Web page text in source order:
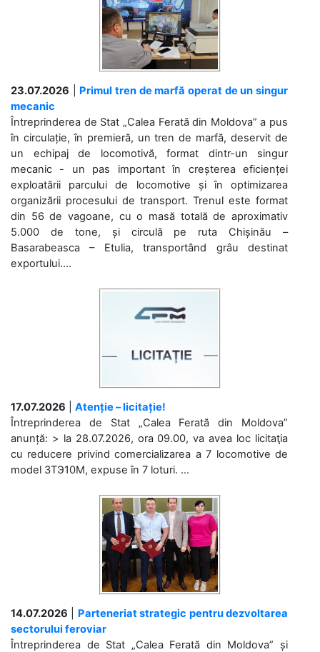
23.07.2026
Primul tren de marfă operat de un singur
mecanic
Întreprinderea de Stat „Calea Ferată din Moldova” a pus
în circulație, în premieră, un tren de marfă, deservit de
un echipaj de locomotivă, format dintr-un singur
mecanic - un pas important în creșterea eficienței
exploatării parcului de locomotive și în optimizarea
organizării procesului de transport. Trenul este format
din 56 de vagoane, cu o masă totală de aproximativ
5.000 de tone, și circulă pe ruta Chișinău –
Basarabeasca – Etulia, transportând grâu destinat
exportului....
17.07.2026
Atenție – licitație!
Întreprinderea de Stat „Calea Ferată din Moldova”
anunță: > la 28.07.2026, ora 09.00, va avea loc licitaţia
cu reducere privind comercializarea a 7 locomotive de
model 3ТЭ10М, expuse în 7 loturi. ...
14.07.2026
Parteneriat strategic pentru dezvoltarea
sectorului feroviar
Întreprinderea de Stat „Calea Ferată din Moldova” și